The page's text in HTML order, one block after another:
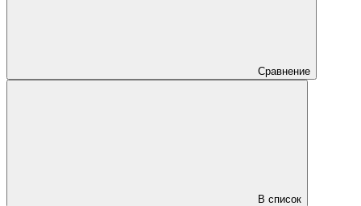
Сравнение
В список